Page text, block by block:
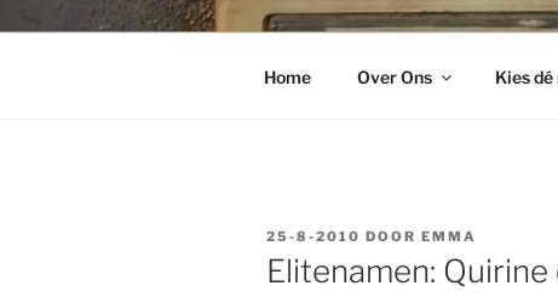
Home Over Ons Kies dé
GEPLAATST
OP
25-8-2010 DOOR EMMA
Elitenamen: Quirine